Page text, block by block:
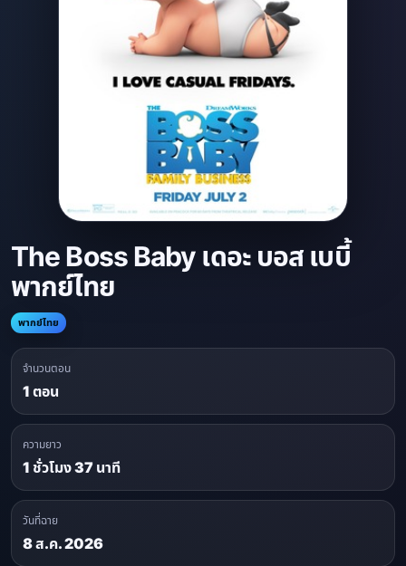
The Boss Baby เดอะ บอส เบบี้
พากย์ไทย
พากย์ไทย
จำนวนตอน
1 ตอน
ความยาว
1 ชั่วโมง 37 นาที
วันที่ฉาย
8 ส.ค. 2026